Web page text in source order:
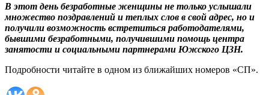
В этот день безработные женщины не только услышали
множество поздравлений и теплых слов в свой адрес, но и
получили возможность встретиться работодателями,
бывшими безработными, получившими помощь центра
занятости и социальными партнерами Южского ЦЗН.
Подробности читайте в одном из ближайших номеров «СП».